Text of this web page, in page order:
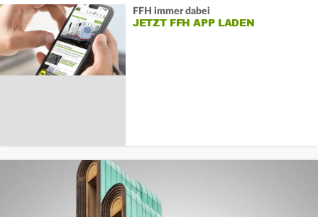
FFH immer dabei
JETZT FFH APP LADEN